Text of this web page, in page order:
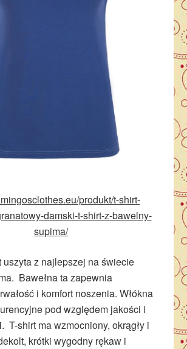
produkt/t-shirt-
damski-t-shirt-z-bawelny-
supima/
uszyta z najlepszej na świecie
Bawełna ta zapewnia
i komfort noszenia. Włókna
pod względem jakości i
T-shirt ma wzmocniony, okrągły i
krótki wygodny rękaw i